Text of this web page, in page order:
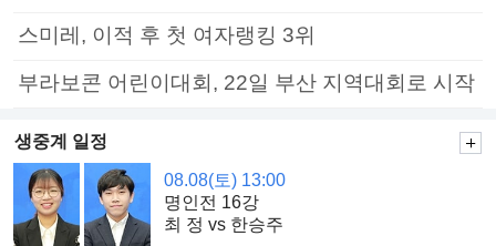
스미레, 이적 후 첫 여자랭킹 3위
부라보콘 어린이대회, 22일 부산 지역대회로 시작
생중계 일정
08.08(토) 13:00
명인전 16강
최 정 vs 한승주